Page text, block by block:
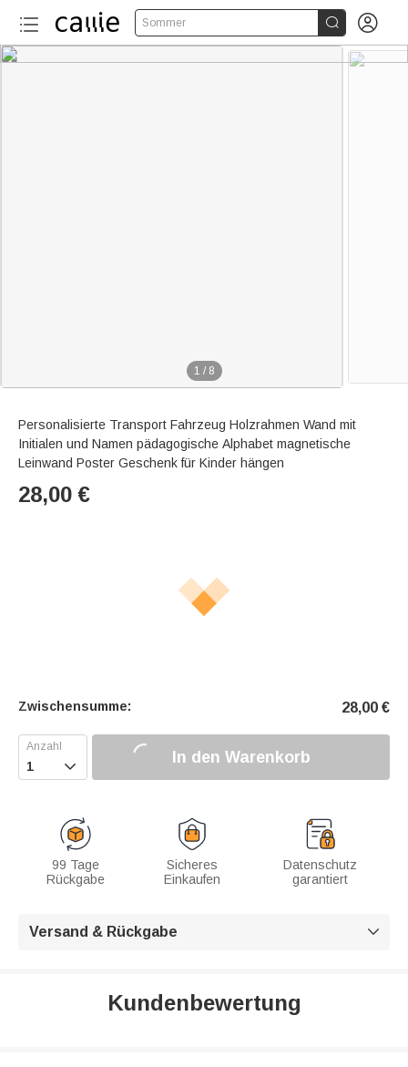
Sommer  
1 / 8
Personalisierte Transport Fahrzeug Holzrahmen Wand mit
Initialen und Namen pädagogische Alphabet magnetische
Leinwand Poster Geschenk für Kinder hängen
28,00 €
Zwischensumme: 28,00 €
 In den Warenkorb
99 Tage
Rückgabe
Sicheres
Einkaufen
Datenschutz
garantiert
Versand & Rückgabe 
Kundenbewertung